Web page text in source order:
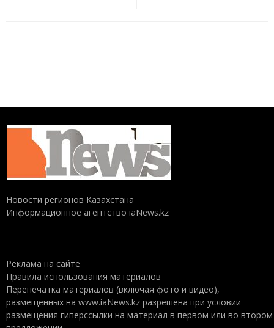
Новости регионов Казахстана
Информационное агентство iaNews.kz
Реклама на сайте
Правила использования материалов
Перепечатка материалов (включая фото и видео),
размещенных на www.iaNews.kz разрешена при условии
размещения гиперссылки на материал в первом или во втором